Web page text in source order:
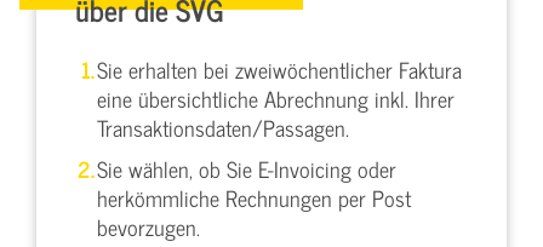
Sie erhalten bei zweiwöchentlicher Faktura
eine übersichtliche Abrechnung inkl. Ihrer
Transaktionsdaten/Passagen.
Sie wählen, ob Sie E-Invoicing oder
herkömmliche Rechnungen per Post
bevorzugen.